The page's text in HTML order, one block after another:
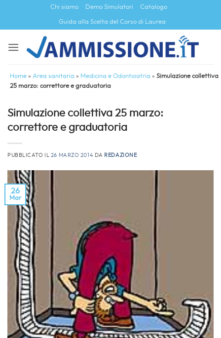
contenuti
Chi siamo Demo Simulatori Catalogo
Guida alla Scelta del Corso di Laurea
Home » Area sanitaria » Medicina e Odontoiatria » Simulazione collettiva
25 marzo: correttore e graduatoria
Simulazione collettiva 25 marzo:
correttore e graduatoria
PUBBLICATO IL 26 MARZO 2014 DA REDAZIONE
26
Mar